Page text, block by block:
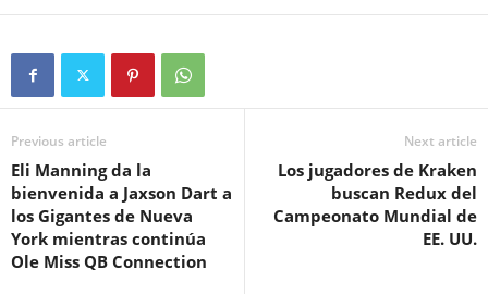
Previous article
Eli Manning da la
bienvenida a Jaxson Dart a
los Gigantes de Nueva
York mientras continúa
Ole Miss QB Connection
Next article
Los jugadores de Kraken
buscan Redux del
Campeonato Mundial de
EE. UU.